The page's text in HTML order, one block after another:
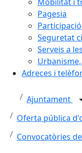
Pagesia
Participació
Seguretat
Serveis a
Adreces i
Ajuntament
Oferta pública
Convocatòries